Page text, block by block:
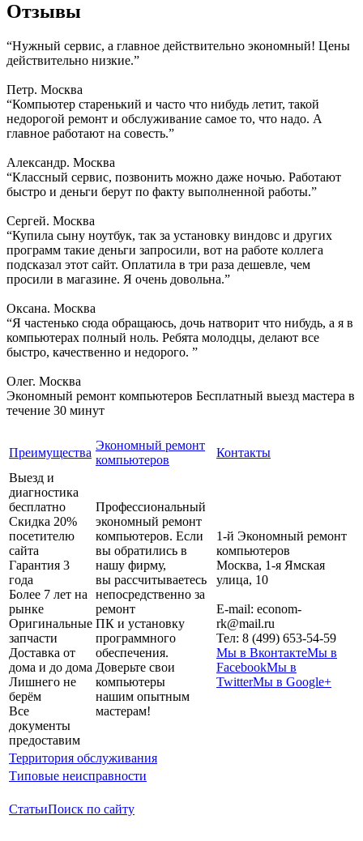
Отзывы
“Нужный сервис, а главное действительно экономный! Цены
действительно низкие.”
Петр. Москва
“Компьютер старенький и часто что нибудь летит, такой
недорогой ремонт и обслуживание самое то, что надо. А
главное работают на совесть.”
Александр. Москва
“Классный сервис, позвонить можно даже ночью. Работают
быстро и деньги берут по факту выполненной работы.”
Сергей. Москва
“Купила сыну ноутбук, так за установку виндовс и других
программ такие деньги запросили, вот на работе коллега
подсказал этот сайт. Оплатила в три раза дешевле, чем
просили в магазине. Я очень довольна.”
Оксана. Москва
“Я частенько сюда обращаюсь, дочь натворит что нибудь, а я в
компьютерах полный ноль. Ребята молодцы, делают все
быстро, качественно и недорого. ”
Олег. Москва
Экономный ремонт компьютеров Бесплатный выезд мастера в
течение 30 минут
Преимущества
Экономный ремонт
компьютеров
Контакты
Выезд и
диагностика
бесплатно
Скидка 20%
посетителю
сайта
Гарантия 3
года
Более 7 лет на
рынке
Оригинальные
запчасти
Доставка от
дома и до дома
Лишнего не
берём
Все
документы
предоставим
Профессиональный
экономный ремонт
компьютеров. Если
вы обратились в
нашу фирму,
вы рассчитываетесь
непосредственно за
ремонт
ПК и установку
программного
обеспечения.
Доверьте свои
компьютеры
нашим опытным
мастерам!
1-й Экономный ремонт
компьютеров
Москва, 1-я Ямская
улица, 10
E-mail: econom-
rk@mail.ru
Тел: 8 (499) 653-54-59
Мы в ВконтактеМы в
FacebookМы в
TwitterМы в Google+
Территория обслуживания
Типовые неисправности
СтатьиПоиск по сайту